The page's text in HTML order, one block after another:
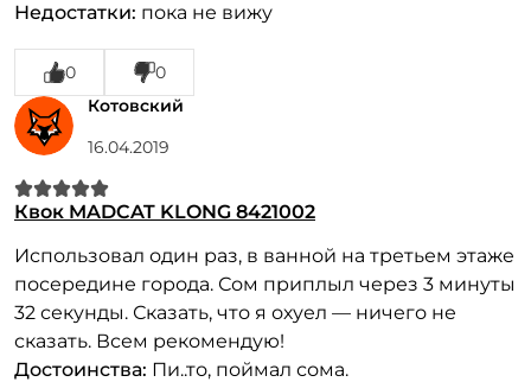
Недостатки: пока не вижу
0
0
Котовский
16.04.2019
Квок MADCAT KLONG 8421002
Использовал один раз, в ванной на третьем этаже
посередине города. Сом приплыл через 3 минуты
32 секунды. Сказать, что я охуел — ничего не
сказать. Всем рекомендую!
Достоинства: Пи..то, поймал сома.